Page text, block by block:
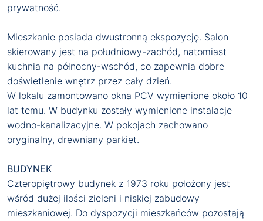
prywatność.
Mieszkanie posiada dwustronną ekspozycję. Salon
skierowany jest na południowy-zachód, natomiast
kuchnia na północny-wschód, co zapewnia dobre
doświetlenie wnętrz przez cały dzień.
W lokalu zamontowano okna PCV wymienione około 10
lat temu. W budynku zostały wymienione instalacje
wodno-kanalizacyjne. W pokojach zachowano
oryginalny, drewniany parkiet.
BUDYNEK
Czteropiętrowy budynek z 1973 roku położony jest
wśród dużej ilości zieleni i niskiej zabudowy
mieszkaniowej. Do dyspozycji mieszkańców pozostają